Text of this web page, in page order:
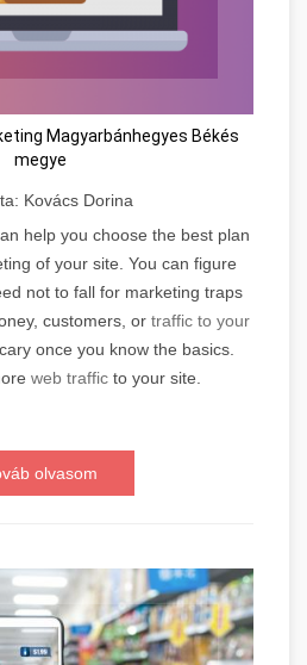
Magyarbánhegyes Békés
megye
Kovács Dorina
help you choose the best plan
of your site. You can figure
not to fall for marketing traps
customers, or traffic to your
once you know the basics.
web traffic to your site.
olvasom